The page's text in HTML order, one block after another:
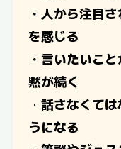
・人から注目
を感じる
・言いたいこ
黙が続く
・話さなくて
うになる